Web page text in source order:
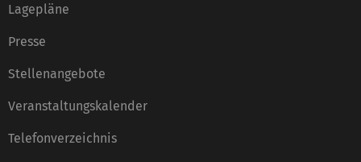
Lagepläne
Presse
Stellenangebote
Veranstaltungskalender
Telefonverzeichnis